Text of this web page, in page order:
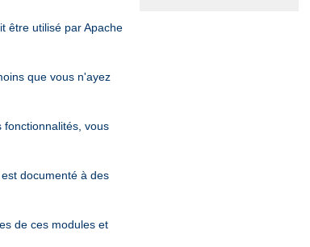
être utilisé par Apache
que vous n'ayez
fonctionnalités, vous
documenté à des
de ces modules et